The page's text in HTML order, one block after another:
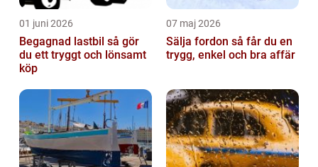
01 juni 2026
Begagnad lastbil så gör
du ett tryggt och lönsamt
köp
07 maj 2026
Sälja fordon så får du en
trygg, enkel och bra affär